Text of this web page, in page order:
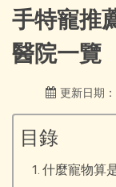
手特寵推
醫院一覽
更新日期
目錄
什麼寵物算